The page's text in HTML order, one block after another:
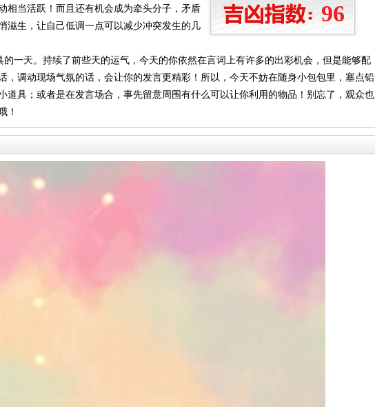
96
相当活跃！而且还有机会成为牵头分子，矛盾
滋生，让自己低调一点可以减少冲突发生的几
的一天。持续了前些天的运气，今天的你依然在言词上有许多的出彩机会，但是能够配
，调动现场气氛的话，会让你的发言更精彩！所以，今天不妨在随身小包包里，塞点铅
道具；或者是在发言场合，事先留意周围有什么可以让你利用的物品！别忘了，观众也
！